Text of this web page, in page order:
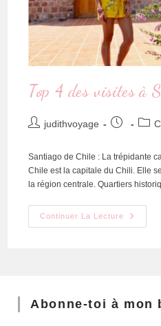
Top 4 des visites à
judithvoyage
Santiago de Chile : La trépidante
Chile est la capitale du Chili. Elle
la région centrale. Quartiers
Continuer La Lecture
Abonne-toi à mon